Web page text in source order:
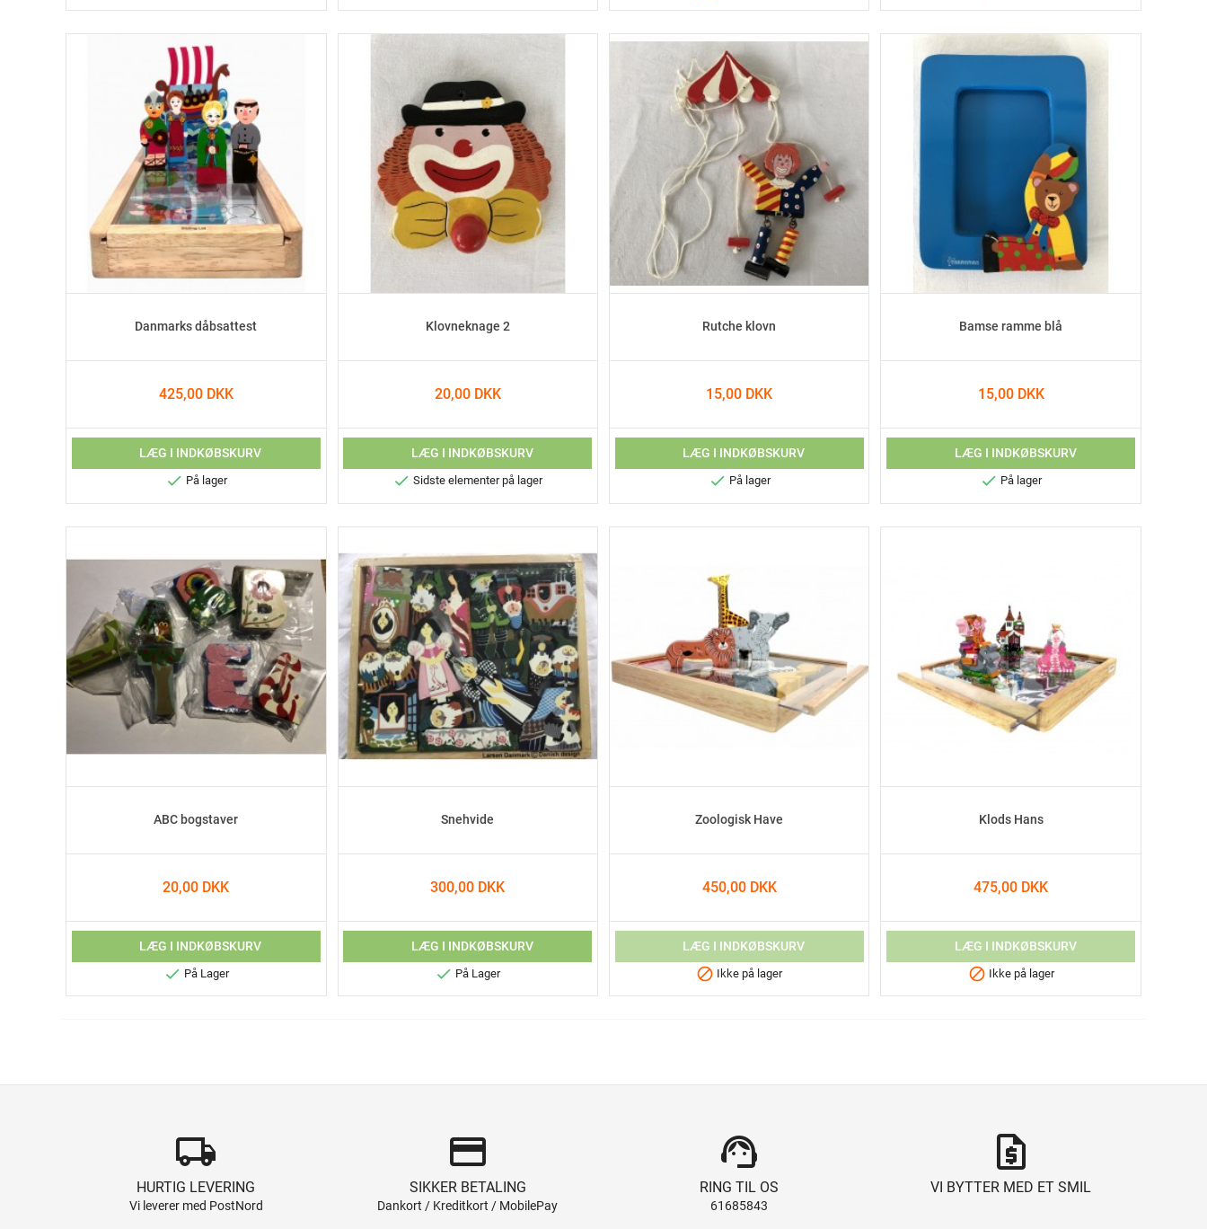
Danmarks dåbsattest
425,00 DKK
LÆG I INDKØBSKURV
 På lager
Klovneknage 2
20,00 DKK
LÆG I INDKØBSKURV
 Sidste elementer på lager
Rutche klovn
15,00 DKK
LÆG I INDKØBSKURV
 På lager
Bamse ramme blå
15,00 DKK
LÆG I INDKØBSKURV
 På lager
ABC bogstaver
20,00 DKK
LÆG I INDKØBSKURV
 På Lager
Snehvide
300,00 DKK
LÆG I INDKØBSKURV
 På Lager
Zoologisk Have
450,00 DKK
LÆG I INDKØBSKURV
 Ikke på lager
Klods Hans
475,00 DKK
LÆG I INDKØBSKURV
 Ikke på lager
local_shipping
HURTIG LEVERING
Vi leverer med PostNord
credit_card
SIKKER BETALING
Dankort / Kreditkort / MobilePay
support_agent
RING TIL OS
61685843
request_quote
VI BYTTER MED ET SMIL